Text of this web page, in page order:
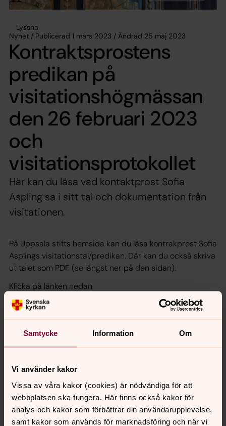
Samtycke Information Om
Vi använder kakor
Vissa av våra kakor (cookies) är nödvändiga för att
webbplatsen ska fungera. Här finns också kakor för
analys och kakor som förbättrar din användarupplevelse,
samt kakor som används för marknadsföring och när vi
Lyssna
Nyhet / Publicerad 1 mars 2023 / Ändrad 25 maj 2023
Kontraktsprostens
predikan på
visitationshögmässan
den 26 februari 2023
och
visitationsprotokollet
Här kan du läsa vad kontaktprost Sofia
Aspling sa i sitt tal och dokumentation från
visitationen.
På Uppsala stifts hemsida kan du läsa kontrakprost Sofia
Asplings visitationstal/predikan. Där kan du också skriva
ut talet som PDF (se längst ner på den sidan).
Klicka på länken nedan
Visitationstal
Visitationsprotokoll PDF
Synpunkter eller frågor på sidans
innehåll?
hudiksvallsbygdens.forsamling@svenskakyrkan.se
Dela